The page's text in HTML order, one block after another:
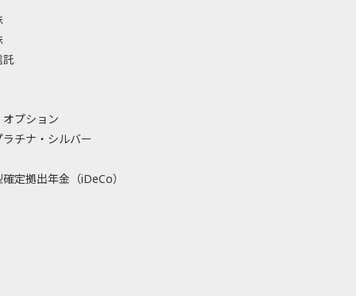
託
プション
ラチナ・シルバー
定拠出年金（iDeCo）